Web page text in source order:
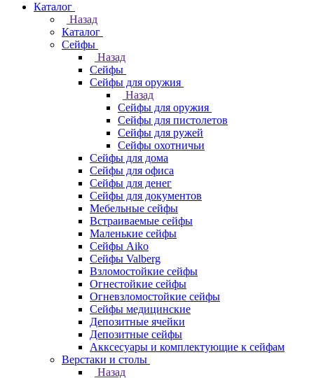
Каталог
Назад
Каталог
Cейфы
Назад
Cейфы
Cейфы для оружия
Назад
Cейфы для оружия
Сейфы для пистолетов
Сейфы для ружей
Сейфы охотничьи
Cейфы для дома
Cейфы для офиса
Сейфы для денег
Сейфы для документов
Мебельные сейфы
Встраиваемые сейфы
Маленькие сейфы
Сейфы Aiko
Сейфы Valberg
Взломостойкие сейфы
Огнестойкие сейфы
Огневзломостойкие сейфы
Сейфы медицинские
Депозитные ячейки
Депозитные сейфы
Акксесуары и комплектующие к сейфам
Верстаки и столы
Назад